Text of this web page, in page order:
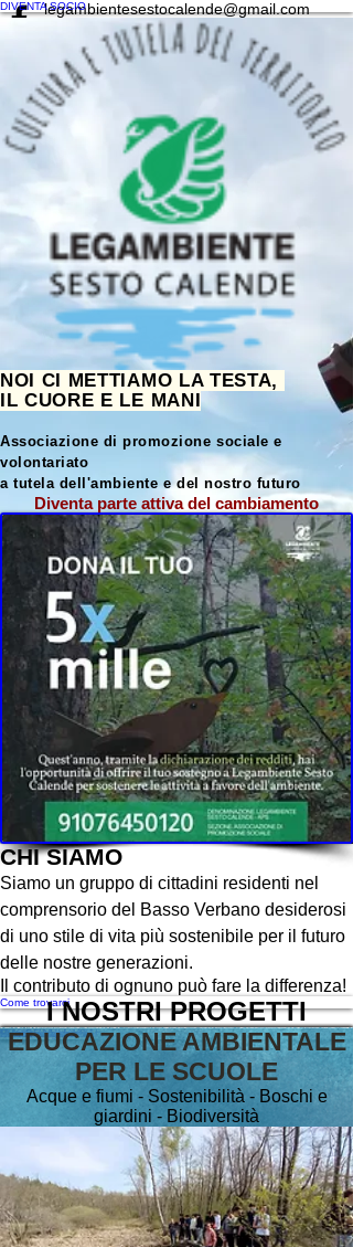
DIVENTA SOCIOlegambientesestocalende@gmail.com
NOI CI METTIAMO LA TESTA,
IL CUORE E LE MANI
Associazione di promozione sociale e
volontariato
a tutela dell'ambiente e del nostro futuro
Diventa parte attiva del cambiamento
CHI SIAMO
Siamo un gruppo di cittadini residenti nel
comprensorio del Basso Verbano desiderosi
di uno stile di vita più sostenibile per il futuro
delle nostre generazioni.
Il contributo di ognuno può fare la differenza!
Come trovarciI NOSTRI PROGETTI
Monitoraggio delle acque
Educazione ambientale
Percorsi tematici
Bosco didattico
Orto/Giardino botanico
Valorizzazione delle coste
PROGRAMMA ATTIVITA'
EDUCAZIONE AMBIENTALE
PER LE SCUOLE
Acque e fiumi - Sostenibilità - Boschi e
giardini - Biodiversità